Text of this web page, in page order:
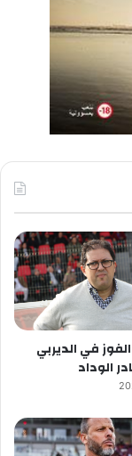
في الديربي
الوداد